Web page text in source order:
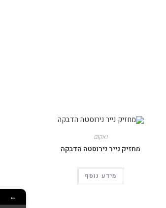
ואקום
מחזיק נייר נירוסטה הדבקה
מידע נוסף
←